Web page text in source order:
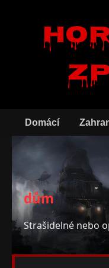
Domácí
dům
Strašidelné nebo